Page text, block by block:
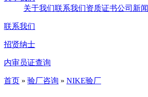
关于我们联系我们资质证书公司新闻
联系我们
招贤纳士
内审员证查询
首页 » 验厂咨询 » NIKE验厂